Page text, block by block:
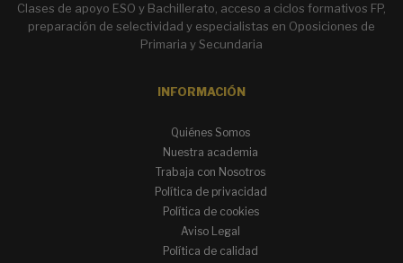
Clases de apoyo ESO y Bachillerato, acceso a ciclos formativos FP,
preparación de selectividad y especialistas en Oposiciones de
Primaria y Secundaria
INFORMACIÓN
Quiénes Somos
Nuestra academia
Trabaja con Nosotros
Política de privacidad
Política de cookies
Aviso Legal
Política de calidad